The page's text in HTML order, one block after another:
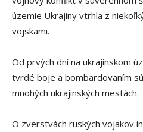
územie Ukrajiny vtrhla z
vojskami.
Od prvých dní na ukrajinskom
tvrdé boje a bombardovaním
mnohých ukrajinských mestách.
O zverstvách ruských vojakov